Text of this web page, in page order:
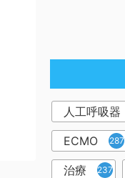
人工呼吸器
ECMO 287
治療 237